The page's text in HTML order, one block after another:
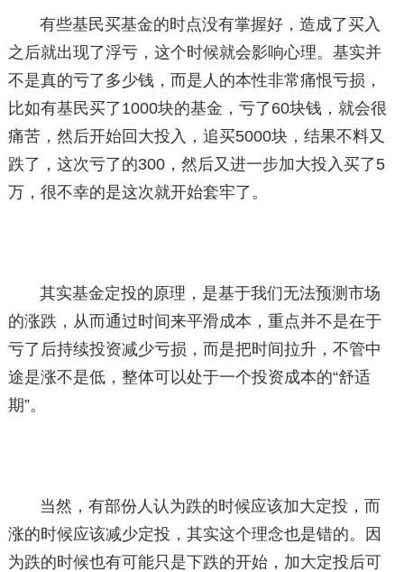
有些基民买基金的时点没有掌握好，造成了买入
之后就出现了浮亏，这个时候就会影响心理。基实并
不是真的亏了多少钱，而是人的本性非常痛恨亏损，
比如有基民买了1000块的基金，亏了60块钱，就会很
痛苦，然后开始回大投入，追买5000块，结果不料又
跌了，这次亏了的300，然后又进一步加大投入买了5
万，很不幸的是这次就开始套牢了。
其实基金定投的原理，是基于我们无法预测市场
的涨跌，从而通过时间来平滑成本，重点并不是在于
亏了后持续投资减少亏损，而是把时间拉升，不管中
途是涨不是低，整体可以处于一个投资成本的“舒适
期”。
当然，有部份人认为跌的时候应该加大定投，而
涨的时候应该减少定投，其实这个理念也是错的。因
为跌的时候也有可能只是下跌的开始，加大定投后可